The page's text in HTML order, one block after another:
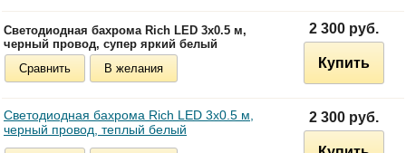
Светодиодная бахрома Rich LED 3х0.5 м,
черный провод, супер яркий белый
Сравнить
В желания
2 300 руб.
Купить
Светодиодная бахрома Rich LED 3х0.5 м,
черный провод, теплый белый
2 300 руб.